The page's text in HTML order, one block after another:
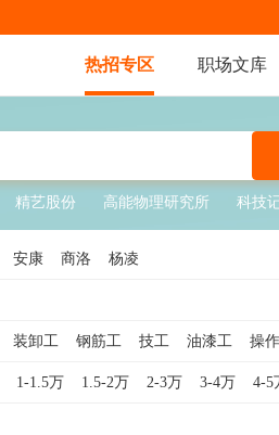
热招专区 职场文库
精艺股份 高能物理研究所 科技
安康 商洛 杨凌
装卸工 钢筋工 技工 油漆工 操
包装工 水暖工 仪表工 模具工
1-1.5万 1.5-2万 2-3万 3-4万 4-5